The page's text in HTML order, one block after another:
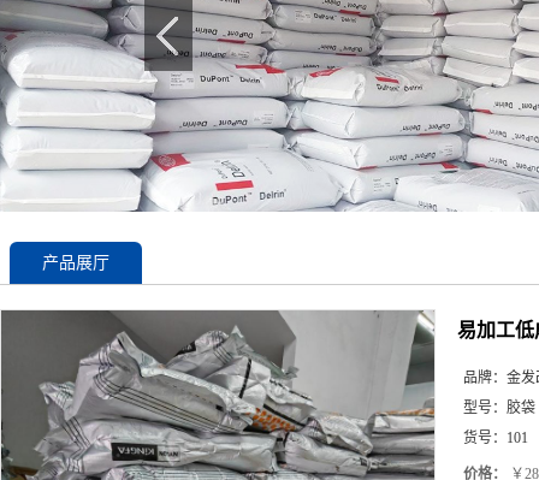
产品展厅
易加工低
品牌： 金发
型号： 胶袋
货号： 101
价格： ￥